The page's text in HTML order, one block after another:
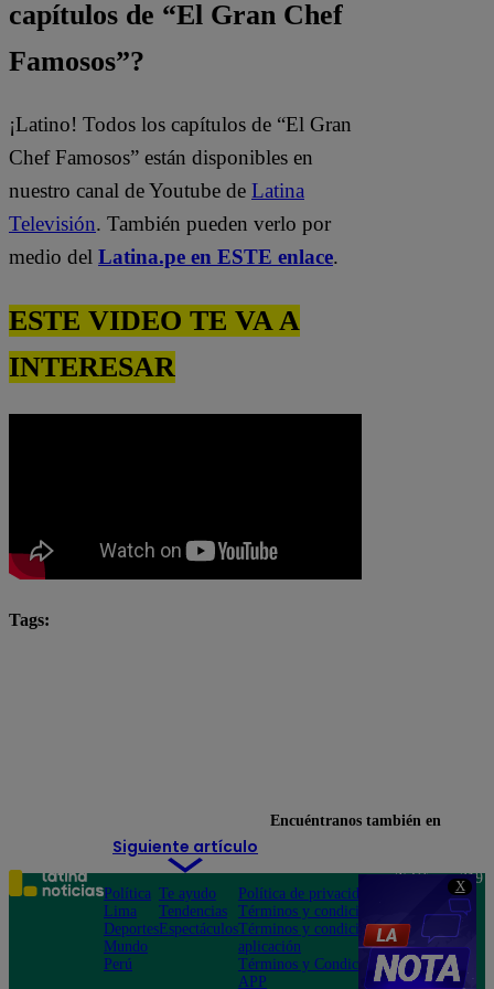
X
capítulos de “El Gran Chef
Famosos”?
¡Latino! Todos los capítulos de “El Gran
Chef Famosos” están disponibles en
nuestro canal de Youtube de Latina
Televisión. También pueden verlo por
medio del Latina.pe en ESTE enlace.
ESTE VIDEO TE VA A
INTERESAR
Tags:
Siguiente artículo
Encuéntranos también en
Política
Lima
Deportes
Mundo
Perú
Te ayudo
Tendencias
Espectáculos
Política de privacidad
Términos y condiciones
Términos y condiciones
aplicación
Términos y Condiciones
APP
Teléfono: 219
Av. San
Felipe 968
Jesús María